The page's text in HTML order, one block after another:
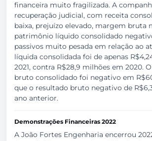
financeira muito fragilizada. A
recuperação judicial, com receita
baixa, prejuízo elevado, margem bruta
patrimônio líquido consolidado
passivos muito pesada em relação ao
líquida consolidada foi de apenas
2021, contra R$28,9 milhões em 2020.
bruto consolidado foi negativo em
que o resultado bruto negativo de
ano anterior.
Demonstrações Financeiras 2022
A João Fortes Engenharia encerrou